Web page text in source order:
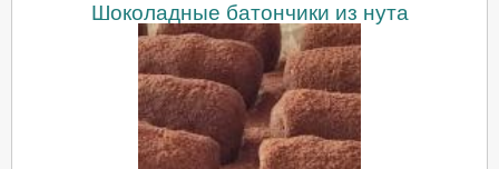
Шоколадные батончики из нута